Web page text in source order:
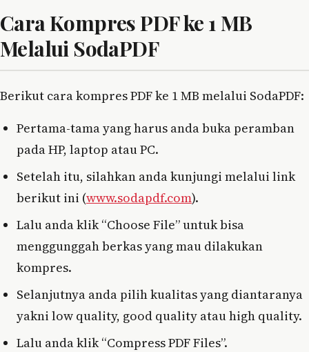
Cara Kompres PDF ke 1 MB
Melalui SodaPDF
Berikut cara kompres PDF ke 1 MB melalui SodaPDF:
Pertama-tama yang harus anda buka peramban
pada HP, laptop atau PC.
Setelah itu, silahkan anda kunjungi melalui link
berikut ini (www.sodapdf.com).
Lalu anda klik “Choose File” untuk bisa
menggunggah berkas yang mau dilakukan
kompres.
Selanjutnya anda pilih kualitas yang diantaranya
yakni low quality, good quality atau high quality.
Lalu anda klik “Compress PDF Files”.